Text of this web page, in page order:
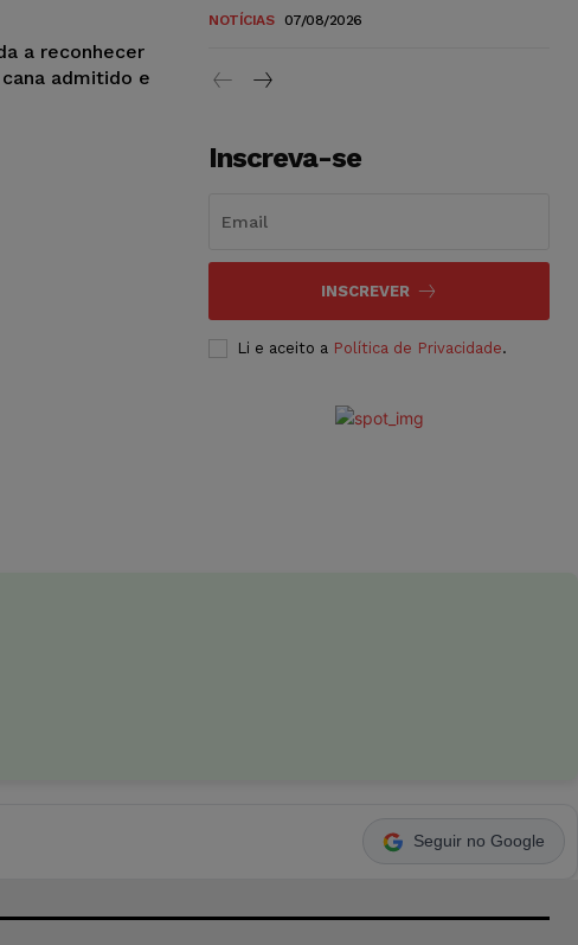
a reconhecer
admitido e
NOTÍCIAS 07/08/2026
Inscreva-se
INSCREVER
Li e aceito a Política de Privacidade.
Seguir no Google